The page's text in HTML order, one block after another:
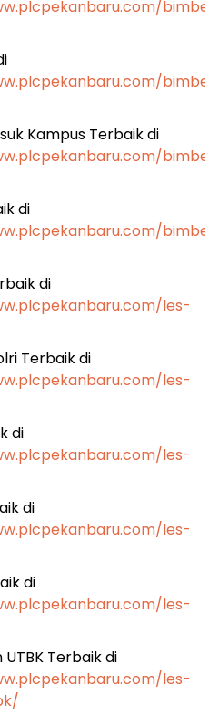
Kampus Terbaik di
di
di
les-
Terbaik di
les-
di
les-
di
les-
di
les-
Terbaik di
les-